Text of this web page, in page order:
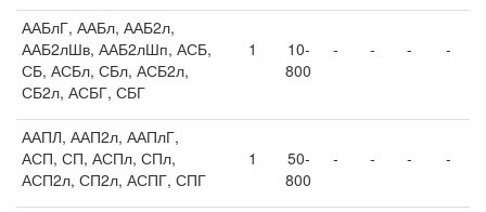
ААБлГ, ААБл, ААБ2л,
ААБ2лШв, ААБ2лШп, АСБ,
СБ, АСБл, СБл, АСБ2л,
СБ2л, АСБГ, СБГ
1
10-
800
- - - -
ААПЛ, ААП2л, ААПлГ,
АСП, СП, АСПл, СПл,
АСП2л, СП2л, АСПГ, СПГ
1
50-
800
- - - -